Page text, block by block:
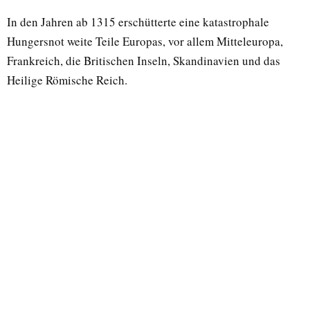
In den Jahren ab 1315 erschütterte eine katastrophale
Hungersnot weite Teile Europas, vor allem Mitteleuropa,
Frankreich, die Britischen Inseln, Skandinavien und das
Heilige Römische Reich.